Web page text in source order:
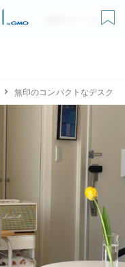
無料ダウンロード
無印のコンパクトなデスク